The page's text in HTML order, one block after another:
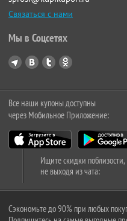
Связаться с нами
Мы в Соцсетях
Все наши купоны доступны
через Мобильное Приложение:
Ищите скидки поблизости,
не выходя из чата:
Сэкономьте до 90% при любых